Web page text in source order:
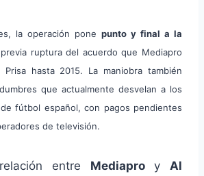
la operación pone punto y final a la
ruptura del acuerdo que Mediapro
hasta 2015. La maniobra también
que actualmente desvelan a los
fútbol español, con pagos pendientes
de televisión.
entre Mediaproy Al